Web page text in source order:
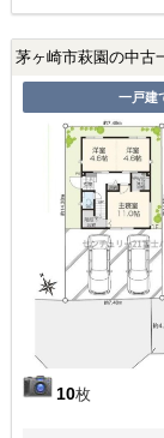
茅ヶ崎市萩園の中古
一戸建
10枚